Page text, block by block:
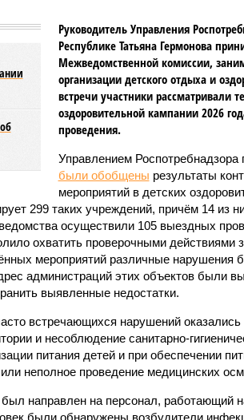
Руководитель Управления
Республике Татьяна Гермонова
Межведомственной комиссии,
организации детского отдыха и
встречи участники рассматривали
оздоровительной кампании 2026
проведения.
Управлением Роспотребнадзора
были обобщены результаты
мероприятий в детских
299 таких учреждений, причём 14 из
осуществили 105 выездных
охватить проверочными действиями
мероприятий различные нарушения
администраций этих объектов были
выявленные недостатки.
встречающихся нарушений
и несоблюдение санитарно-
питания детей и при обеспечении
неполное проведение медицинских
направлен на персонал, работающий
были обнаружены возбудители